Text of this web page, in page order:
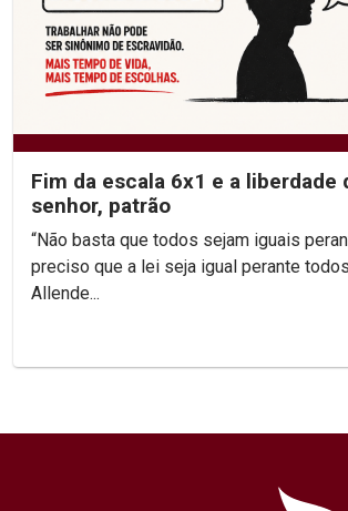
Fim da escala 6x1 e a liberdade
senhor, patrão
“Não basta que todos sejam iguais
preciso que a lei seja igual perante
Allende...